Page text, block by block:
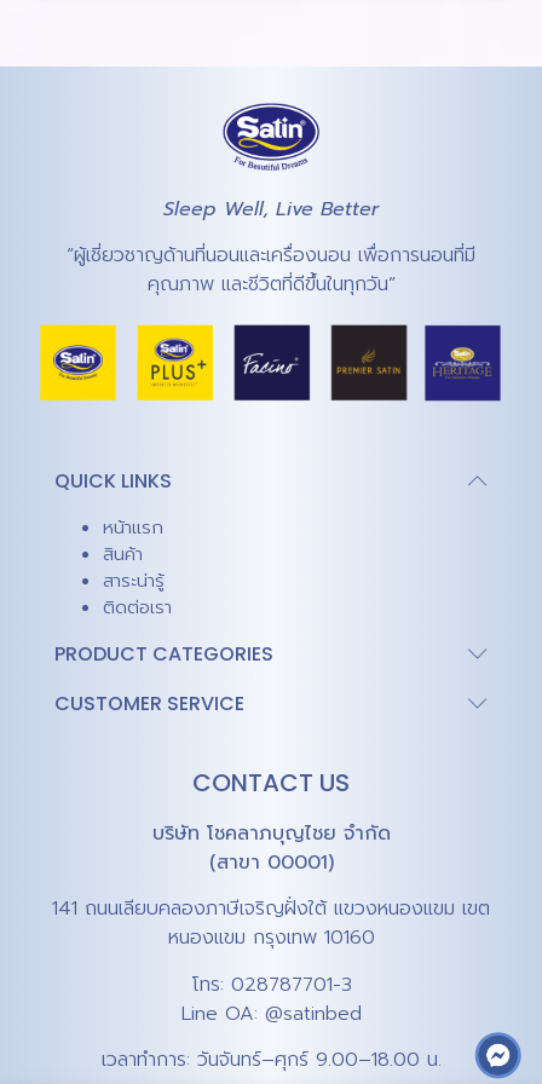
Sleep Well, Live Better
“ผู้เชี่ยวชาญด้านที่นอนและเครื่องนอน เพื่อการนอนที่มี
คุณภาพ และชีวิตที่ดีขึ้นในทุกวัน”
QUICK LINKS
หน้าแรก
สินค้า
สาระน่ารู้
ติดต่อเรา
PRODUCT CATEGORIES
CUSTOMER SERVICE
CONTACT US
บริษัท โชคลาภบุญไชย จำกัด
(สาขา 00001)
141 ถนนเลียบคลองภาษีเจริญฝั่งใต้ แขวงหนองแขม เขต
หนองแขม กรุงเทพ 10160
โทร: 028787701-3
Line OA: @satinbed
เวลาทำการ: วันจันทร์–ศุกร์ 9.00–18.00 น.